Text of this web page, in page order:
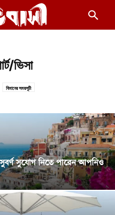
ভিসা
বিমানের সময়সূচী
সুবর্ণ সুযোগ নিতে পারেন আপনিও